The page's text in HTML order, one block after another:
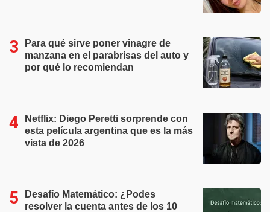
Para qué sirve poner vinagre de
manzana en el parabrisas del auto y
por qué lo recomiendan
Netflix: Diego Peretti sorprende con
esta película argentina que es la más
vista de 2026
Desafío Matemático: ¿Podes
resolver la cuenta antes de los 10